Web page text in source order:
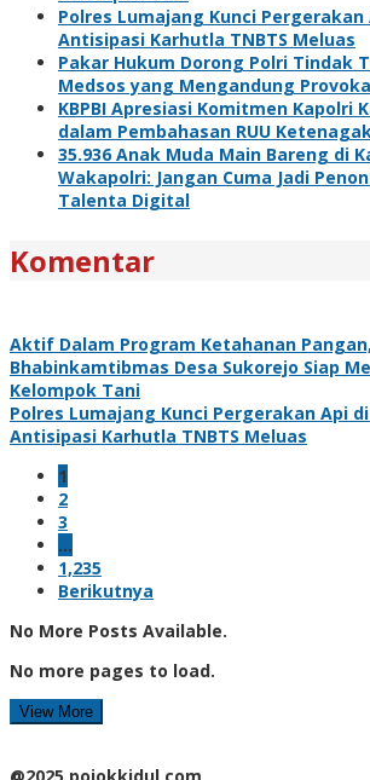
Polres Lumajang Kunci Pergerakan
Antisipasi Karhutla TNBTS Meluas
Pakar Hukum Dorong Polri Tindak
Medsos yang Mengandung
KBPBI Apresiasi Komitmen Kapolri
dalam Pembahasan RUU
35.936 Anak Muda Main Bareng di
Wakapolri: Jangan Cuma Jadi
Talenta Digital
Komentar
Aktif Dalam Program Ketahanan Pangan,
Bhabinkamtibmas Desa Sukorejo Siap
Kelompok Tani
Polres Lumajang Kunci Pergerakan Api
Antisipasi Karhutla TNBTS Meluas
1
2
3
…
1,235
Berikutnya
No More Posts Available.
No more pages to load.
View More